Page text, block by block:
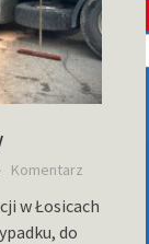
Komentarz
w Łosicach
do